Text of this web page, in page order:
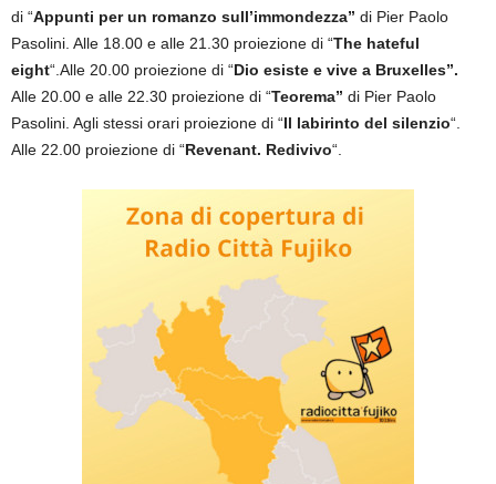
di “Appunti per un romanzo sull’immondezza” di Pier Paolo
Pasolini. Alle 18.00 e alle 21.30 proiezione di “The hateful
eight“.Alle 20.00 proiezione di “Dio esiste e vive a Bruxelles”.
Alle 20.00 e alle 22.30 proiezione di “Teorema” di Pier Paolo
Pasolini. Agli stessi orari proiezione di “Il labirinto del silenzio“.
Alle 22.00 proiezione di “Revenant. Redivivo“.